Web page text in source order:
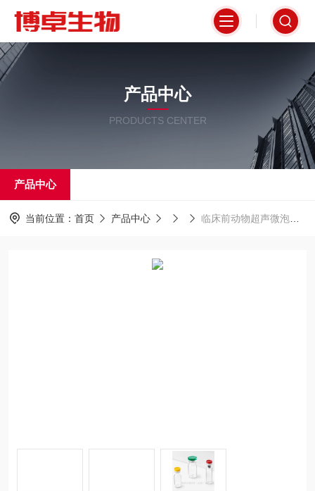
产品中心
PRODUCTS CENTER
产品中心
当前位置： 首页 产品中心 临床前动物超声微泡造影剂